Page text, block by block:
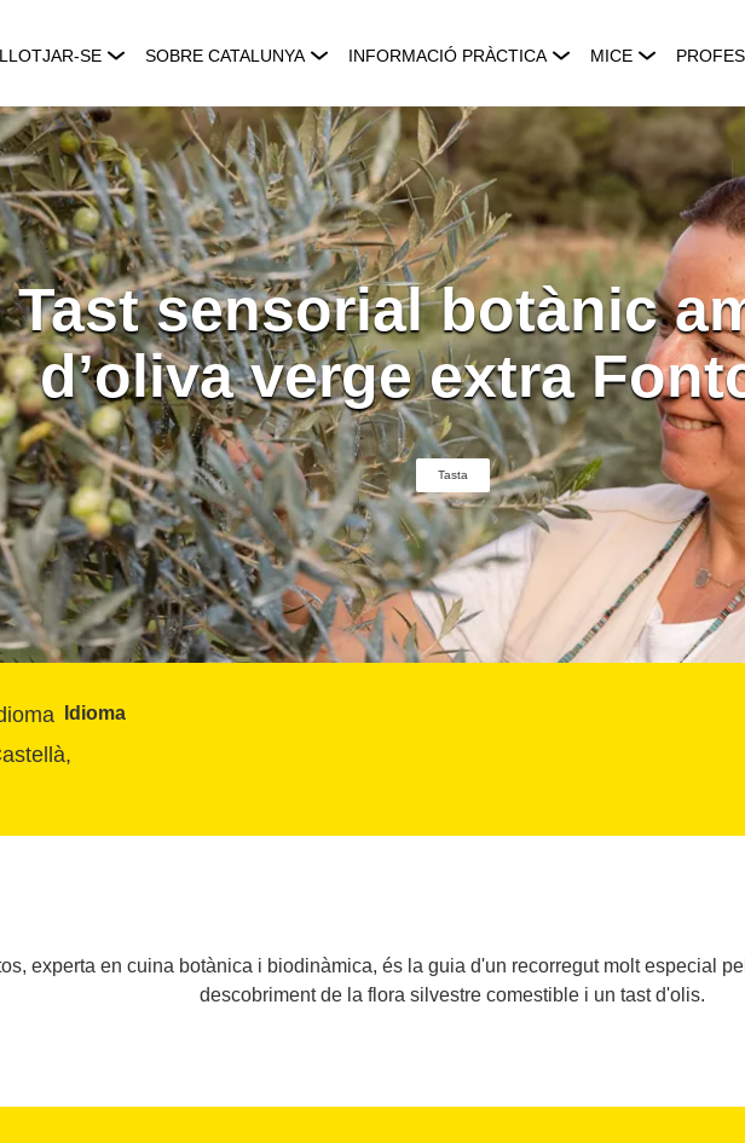
SE SOBRE CATALUNYA INFORMACIÓ PRÀCTICA MICE
Tast sensorial botànic
d’oliva verge extra
Tasta
Idioma
experta en cuina botànica i biodinàmica, és la guia d'un recorregut molt especial
descobriment de la flora silvestre comestible i un tast d'olis.